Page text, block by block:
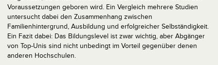
Voraussetzungen geboren wird. Ein Vergleich mehrere Studien
untersucht dabei den Zusammenhang zwischen
Familienhintergrund, Ausbildung und erfolgreicher Selbständigkeit.
Ein Fazit dabei: Das Bildungslevel ist zwar wichtig, aber Abgänger
von Top-Unis sind nicht unbedingt im Vorteil gegenüber denen
anderen Hochschulen.